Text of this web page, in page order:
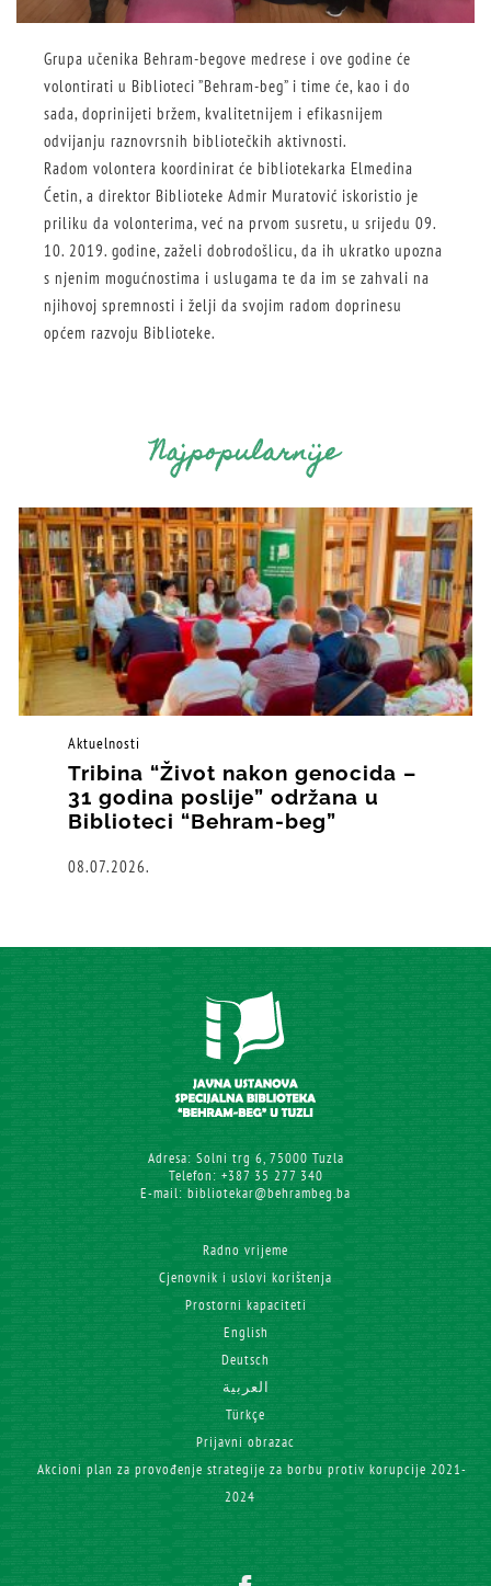
Grupa učenika Behram-begove medrese i ove godine će
volontirati u Biblioteci ”Behram-beg” i time će, kao i do
sada, doprinijeti bržem, kvalitetnijem i efikasnijem
odvijanju raznovrsnih bibliotečkih aktivnosti.
Radom volontera koordinirat će bibliotekarka Elmedina
Ćetin, a direktor Biblioteke Admir Muratović iskoristio je
priliku da volonterima, već na prvom susretu, u srijedu 09.
10. 2019. godine, zaželi dobrodošlicu, da ih ukratko upozna
s njenim mogućnostima i uslugama te da im se zahvali na
njihovoj spremnosti i želji da svojim radom doprinesu
općem razvoju Biblioteke.
Najpopularnije
Aktuelnosti
Tribina “Život nakon genocida –
31 godina poslije” održana u
Biblioteci “Behram-beg”
08.07.2026.
Adresa: Solni trg 6, 75000 Tuzla
Telefon: +387 35 277 340
E-mail: bibliotekar@behrambeg.ba
Radno vrijeme
Cjenovnik i uslovi korištenja
Prostorni kapaciteti
English
Deutsch
العربية
Türkçe
Prijavni obrazac
Akcioni plan za provođenje strategije za borbu protiv korupcije 2021-
2024